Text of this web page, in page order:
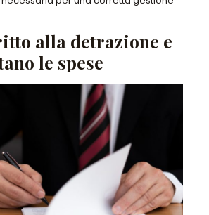
alla detrazione e
le spese